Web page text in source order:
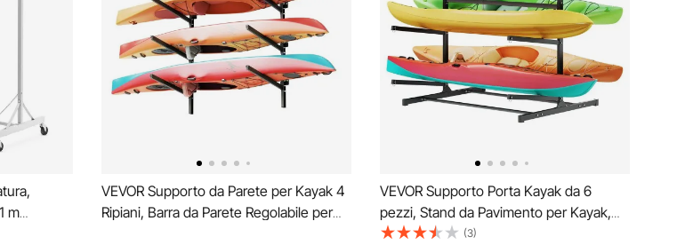
m
con
VEVOR Supporto da Parete per Kayak 4
Ripiani, Barra da Parete Regolabile per
VEVOR Supporto Porta Kayak da 6
pezzi, Stand da Pavimento per Kayak,
Supporto da Terra Autoportante per
(3)